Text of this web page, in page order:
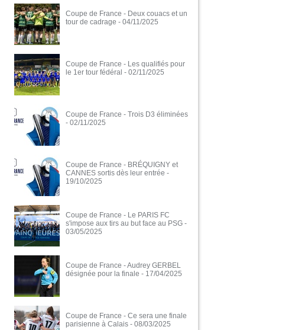
Coupe de France - Deux couacs et un
tour de cadrage - 04/11/2025
Coupe de France - Les qualifiés pour
le 1er tour fédéral - 02/11/2025
Coupe de France - Trois D3 éliminées
- 02/11/2025
Coupe de France - BRÉQUIGNY et
CANNES sortis dès leur entrée -
19/10/2025
Coupe de France - Le PARIS FC
s'impose aux tirs au but face au PSG -
03/05/2025
Coupe de France - Audrey GERBEL
désignée pour la finale - 17/04/2025
Coupe de France - Ce sera une finale
parisienne à Calais - 08/03/2025